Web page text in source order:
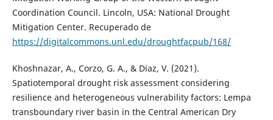
Coordination Council. Lincoln, USA: National Drought
Mitigation Center. Recuperado de
https://digitalcommons.unl.edu/droughtfacpub/168/
Khoshnazar, A., Corzo, G. A., & Diaz, V. (2021).
Spatiotemporal drought risk assessment considering
resilience and heterogeneous vulnerability factors: Lempa
transboundary river basin in the Central American Dry